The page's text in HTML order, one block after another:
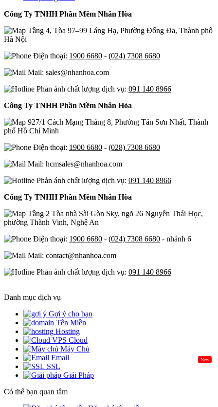
Công Ty TNHH Phần Mềm Nhân Hòa
Tầng 4, Tòa 97–99 Láng Hạ, Phường Đống Đa, Thành phố
Hà Nội
Điện thoại: 1900 6680 - (024) 7308 6680
Mail: sales@nhanhoa.com
Phản ánh chất lượng dịch vụ: 091 140 8966
Công Ty TNHH Phần Mềm Nhân Hòa
927/1 Cách Mạng Tháng 8, Phường Tân Sơn Nhất, Thành
phố Hồ Chí Minh
Điện thoại: 1900 6680 - (028) 7308 6680
Mail: hcmsales@nhanhoa.com
Phản ánh chất lượng dịch vụ: 091 140 8966
Công Ty TNHH Phần Mềm Nhân Hòa
Tầng 2 Tòa nhà Sài Gòn Sky, ngõ 26 Nguyễn Thái Học,
phường Thành Vinh, Nghệ An
Điện thoại: 1900 6680 - (024) 7308 6680 - nhánh 6
Mail: contact@nhanhoa.com
Phản ánh chất lượng dịch vụ: 091 140 8966
Danh mục dịch vụ
Gợi ý cho bạn
Tên Miền
Hosting
Cloud
Máy Chủ
New
Email
SSL
Giải Pháp
Có thể bạn quan tâm